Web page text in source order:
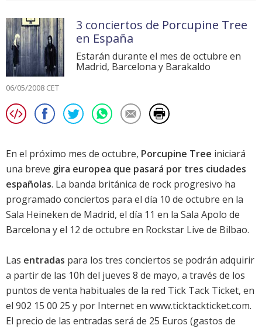
3 conciertos de Porcupine Tree
en España
Estarán durante el mes de octubre en
Madrid, Barcelona y Barakaldo
06/05/2008 CET
En el próximo mes de octubre, Porcupine Tree iniciará
una breve gira europea que pasará por tres ciudades
españolas. La banda británica de rock progresivo ha
programado conciertos para el día 10 de octubre en la
Sala Heineken de Madrid, el día 11 en la Sala Apolo de
Barcelona y el 12 de octubre en Rockstar Live de Bilbao.
Las entradas para los tres conciertos se podrán adquirir
a partir de las 10h del jueves 8 de mayo, a través de los
puntos de venta habituales de la red Tick Tack Ticket, en
el 902 15 00 25 y por Internet en www.ticktackticket.com.
El precio de las entradas será de 25 Euros (gastos de